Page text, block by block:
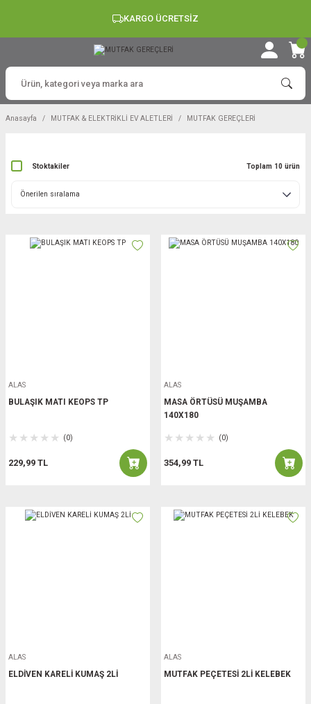
KARGO ÜCRETSİZ
Anasayfa MUTFAK & ELEKTRİKLİ EV ALETLERİ MUTFAK GEREÇLERİ
Stoktakiler Toplam 10 ürün
ALAS
BULAŞIK MATI KEOPS TP
(0)
229,99 TL
ALAS
MASA ÖRTÜSÜ MUŞAMBA
140X180
(0)
354,99 TL
ALAS
ELDİVEN KARELİ KUMAŞ 2Lİ
ALAS
MUTFAK PEÇETESİ 2Lİ KELEBEK